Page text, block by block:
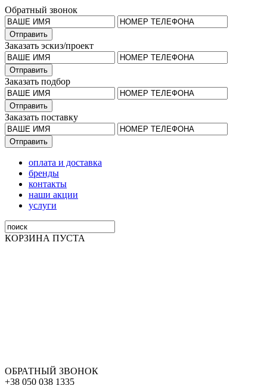
Обратный звонок
Заказать эскиз/проект
Заказать подбор
Заказать поставку
оплата и доставка
бренды
контакты
наши акции
услуги
КОРЗИНА ПУСТА
ОБРАТНЫЙ ЗВОНОК
+38 050 038 1335